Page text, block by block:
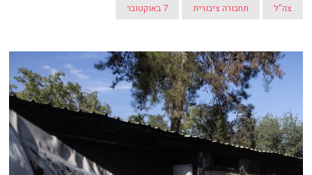
צה"ל תחבורה ציבורית 7 באוקטובר